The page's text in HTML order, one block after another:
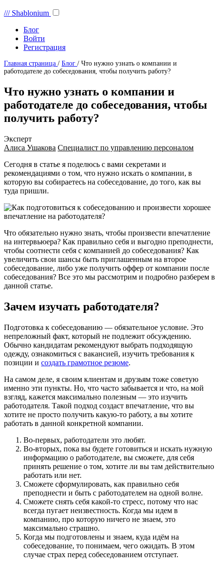
/// Shablonium
Блог
Войти
Регистрация
Главная страница / Блог / Что нужно узнать о компании и
работодателе до собеседования, чтобы получить работу?
Что нужно узнать о компании и
работодателе до собеседования, чтобы
получить работу?
Эксперт
Алиса Ушакова Специалист по управлению персоналом
Сегодня в статье я поделюсь с вами секретами и
рекомендациями о том, что нужно искать о компании, в
которую вы собираетесь на собеседование, до того, как вы
туда пришли.
Что обязательно нужно знать, чтобы произвести впечатление
на интервьюера? Как правильно себя и выгодно преподнести,
чтобы соотнести себя с компанией до собеседования? Как
увеличить свои шансы быть приглашенным на второе
собеседование, либо уже получить оффер от компании после
собеседования? Все это мы рассмотрим и подробно разберем в
данной статье.
Зачем изучать работодателя?
Подготовка к собеседованию — обязательное условие. Это
непреложный факт, который не подлежит обсуждению.
Обычно кандидатам рекомендуют выбрать подходящую
одежду, ознакомиться с вакансией, изучить требования к
позиции и создать грамотное резюме.
На самом деле, я своим клиентам и друзьям тоже советую
именно эти пункты. Но, что часто забывается и что, на мой
взгляд, кажется максимально полезным — это изучить
работодателя. Такой подход создаст впечатление, что вы
хотите не просто получить какую-то работу, а вы хотите
работать в данной конкретной компании.
Во-первых, работодатели это любят.
Во-вторых, пока вы будете готовиться и искать нужную
информацию о работодателе, вы сможете, для себя
принять решение о том, хотите ли вы там действительно
работать или нет.
Сможете сформулировать, как правильно себя
преподнести и быть с работодателем на одной волне.
Сможете снять себя какой-то стресс, потому что нас
всегда пугает неизвестность. Когда мы идем в
компанию, про которую ничего не знаем, это
максимально страшно.
Когда мы подготовлены и знаем, куда идём на
собеседование, то понимаем, чего ожидать. В этом
случае страх перед собеседованием отступает.